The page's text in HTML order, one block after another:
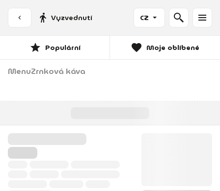
Vyzvednutí CZ
Populární Moje oblíbené
MenuZrnková káva